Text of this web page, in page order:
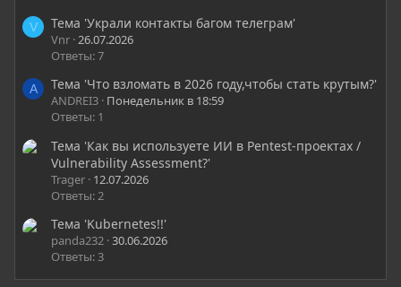
V Тема 'Украли контакты багом телеграм'
Vnr 26.07.2026
Ответы: 7
A Тема 'Что взломать в 2026 году,чтобы стать крутым?'
ANDREI3 Понедельник в 18:59
Ответы: 1
Тема 'Как вы используете ИИ в Pentest-проектах /
Vulnerability Assessment?'
Trager 12.07.2026
Ответы: 2
Тема 'Kubernetes!!'
panda232 30.06.2026
Ответы: 3